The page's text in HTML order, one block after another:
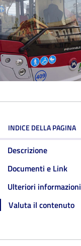
INDICE DELLA PAGINA
Descrizione
Documenti e Link
Ulteriori informazioni
Valuta il contenuto